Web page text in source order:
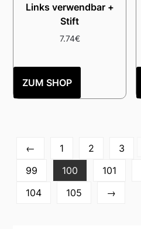
Links verwendbar +
Stift
7.74€
ZUM SHOP
← 1 2 3
99
100 101
104
105 →